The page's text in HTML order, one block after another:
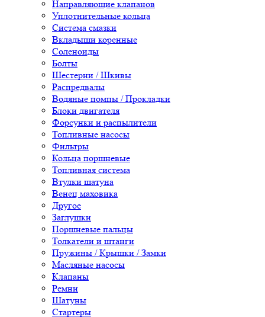
Направляющие клапанов
Уплотнительные кольца
Система смазки
Вкладыши коренные
Соленоиды
Болты
Шестерни / Шкивы
Распредвалы
Водяные помпы / Прокладки
Блоки двигателя
Форсунки и распылители
Топливные насосы
Фильтры
Кольца поршневые
Топливная система
Втулки шатуна
Венец маховика
Другое
Заглушки
Поршневые пальцы
Толкатели и штанги
Пружины / Крышки / Замки
Масляные насосы
Клапаны
Ремни
Шатуны
Стартеры